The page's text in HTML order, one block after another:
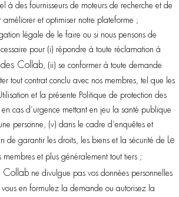
à des fournisseurs de moteurs de recherche et de
améliorer et optimiser notre plateforme ;
légale de le faire ou si nous pensons de
pour (i) répondre à toute réclamation à
des Collab, (ii) se conformer à toute demande
tout contrat conclu avec nos membres, tel que les
et la présente Politique de protection des
cas d’urgence mettant en jeu la santé publique
personne, (v) dans le cadre d’enquêtes et
de garantir les droits, les biens et la sécurité de Le
membres et plus généralement tout tiers ;
Collab ne divulgue pas vos données personnelles
en formulez la demande ou autorisez la